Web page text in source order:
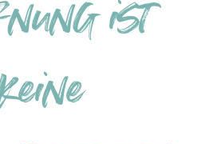
ist